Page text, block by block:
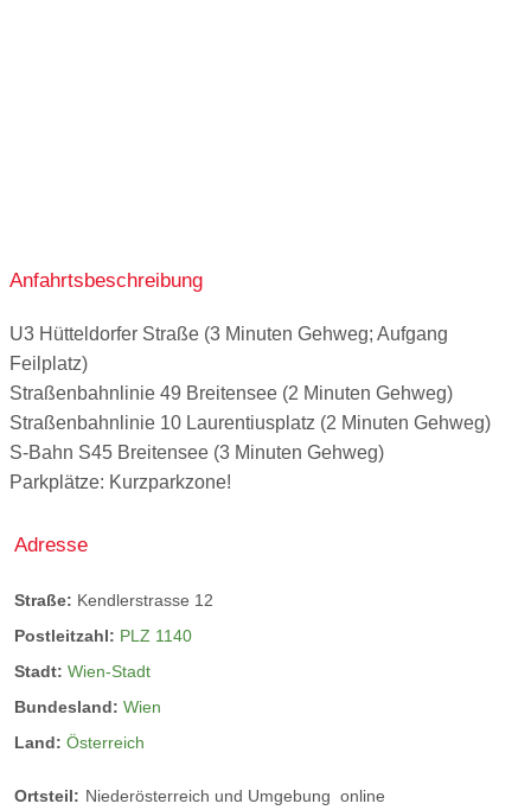
Anfahrtsbeschreibung
U3 Hütteldorfer Straße (3 Minuten Gehweg; Aufgang
Feilplatz)
Straßenbahnlinie 49 Breitensee (2 Minuten Gehweg)
Straßenbahnlinie 10 Laurentiusplatz (2 Minuten Gehweg)
S-Bahn S45 Breitensee (3 Minuten Gehweg)
Parkplätze: Kurzparkzone!
Adresse
Straße: Kendlerstrasse 12
Postleitzahl: PLZ 1140
Stadt: Wien-Stadt
Bundesland: Wien
Land: Österreich
Ortsteil: Niederösterreich und Umgebung online